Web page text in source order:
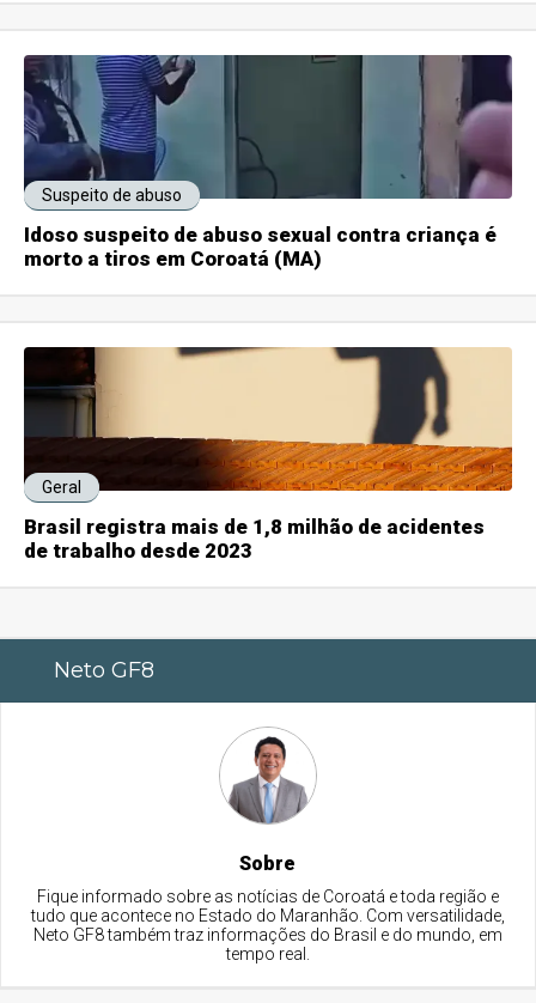
Suspeito de abuso
Idoso suspeito de abuso sexual contra criança é
morto a tiros em Coroatá (MA)
Geral
Brasil registra mais de 1,8 milhão de acidentes
de trabalho desde 2023
Neto GF8
Sobre
Fique informado sobre as notícias de Coroatá e toda região e
tudo que acontece no Estado do Maranhão. Com versatilidade,
Neto GF8 também traz informações do Brasil e do mundo, em
tempo real.